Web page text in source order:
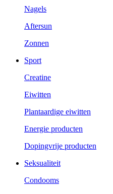
Nagels
Aftersun
Zonnen
Sport
Creatine
Eiwitten
Plantaardige eiwitten
Energie producten
Dopingvrije producten
Seksualiteit
Condooms